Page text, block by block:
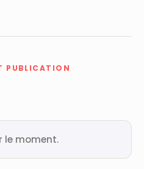
PUBLICATION
le moment.